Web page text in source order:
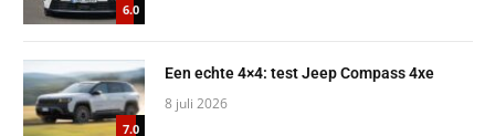
6.0
7.0
Een echte 4×4: test Jeep Compass 4xe
8 juli 2026